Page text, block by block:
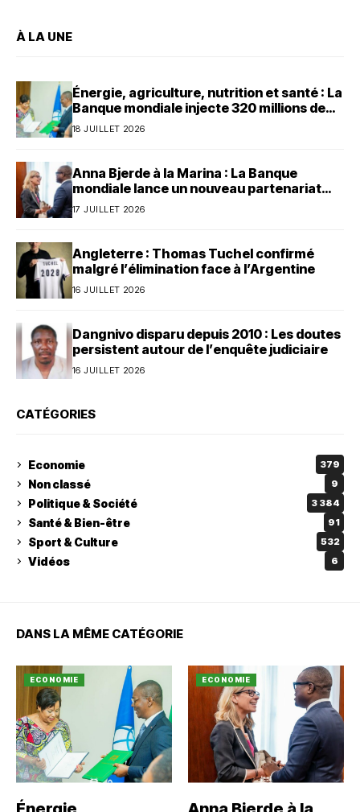
À LA UNE
Énergie, agriculture, nutrition et santé : La
Banque mondiale injecte 320 millions de
dollars au Bénin
18 JUILLET 2026
Anna Bjerde à la Marina : La Banque
mondiale lance un nouveau partenariat
avec le Bénin
17 JUILLET 2026
Angleterre : Thomas Tuchel confirmé
malgré l’élimination face à l’Argentine
16 JUILLET 2026
Dangnivo disparu depuis 2010 : Les doutes
persistent autour de l’enquête judiciaire
16 JUILLET 2026
CATÉGORIES
Economie 379
Non classé 9
Politique & Société 3 384
Santé & Bien-être 91
Sport & Culture 532
Vidéos 6
DANS LA MÊME CATÉGORIE
ECONOMIE ECONOMIE